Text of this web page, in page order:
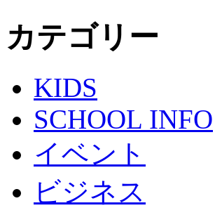
カテゴリー
KIDS
SCHOOL INFO
イベント
ビジネス